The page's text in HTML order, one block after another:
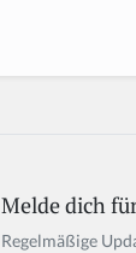
If
y
Melde dich
Regelmäßige